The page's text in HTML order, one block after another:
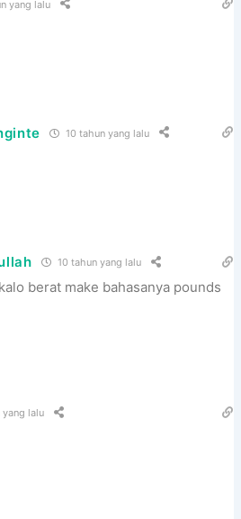
yang lalu
10 tahun yang lalu
10 tahun yang lalu
berat make bahasanya pounds
yang lalu